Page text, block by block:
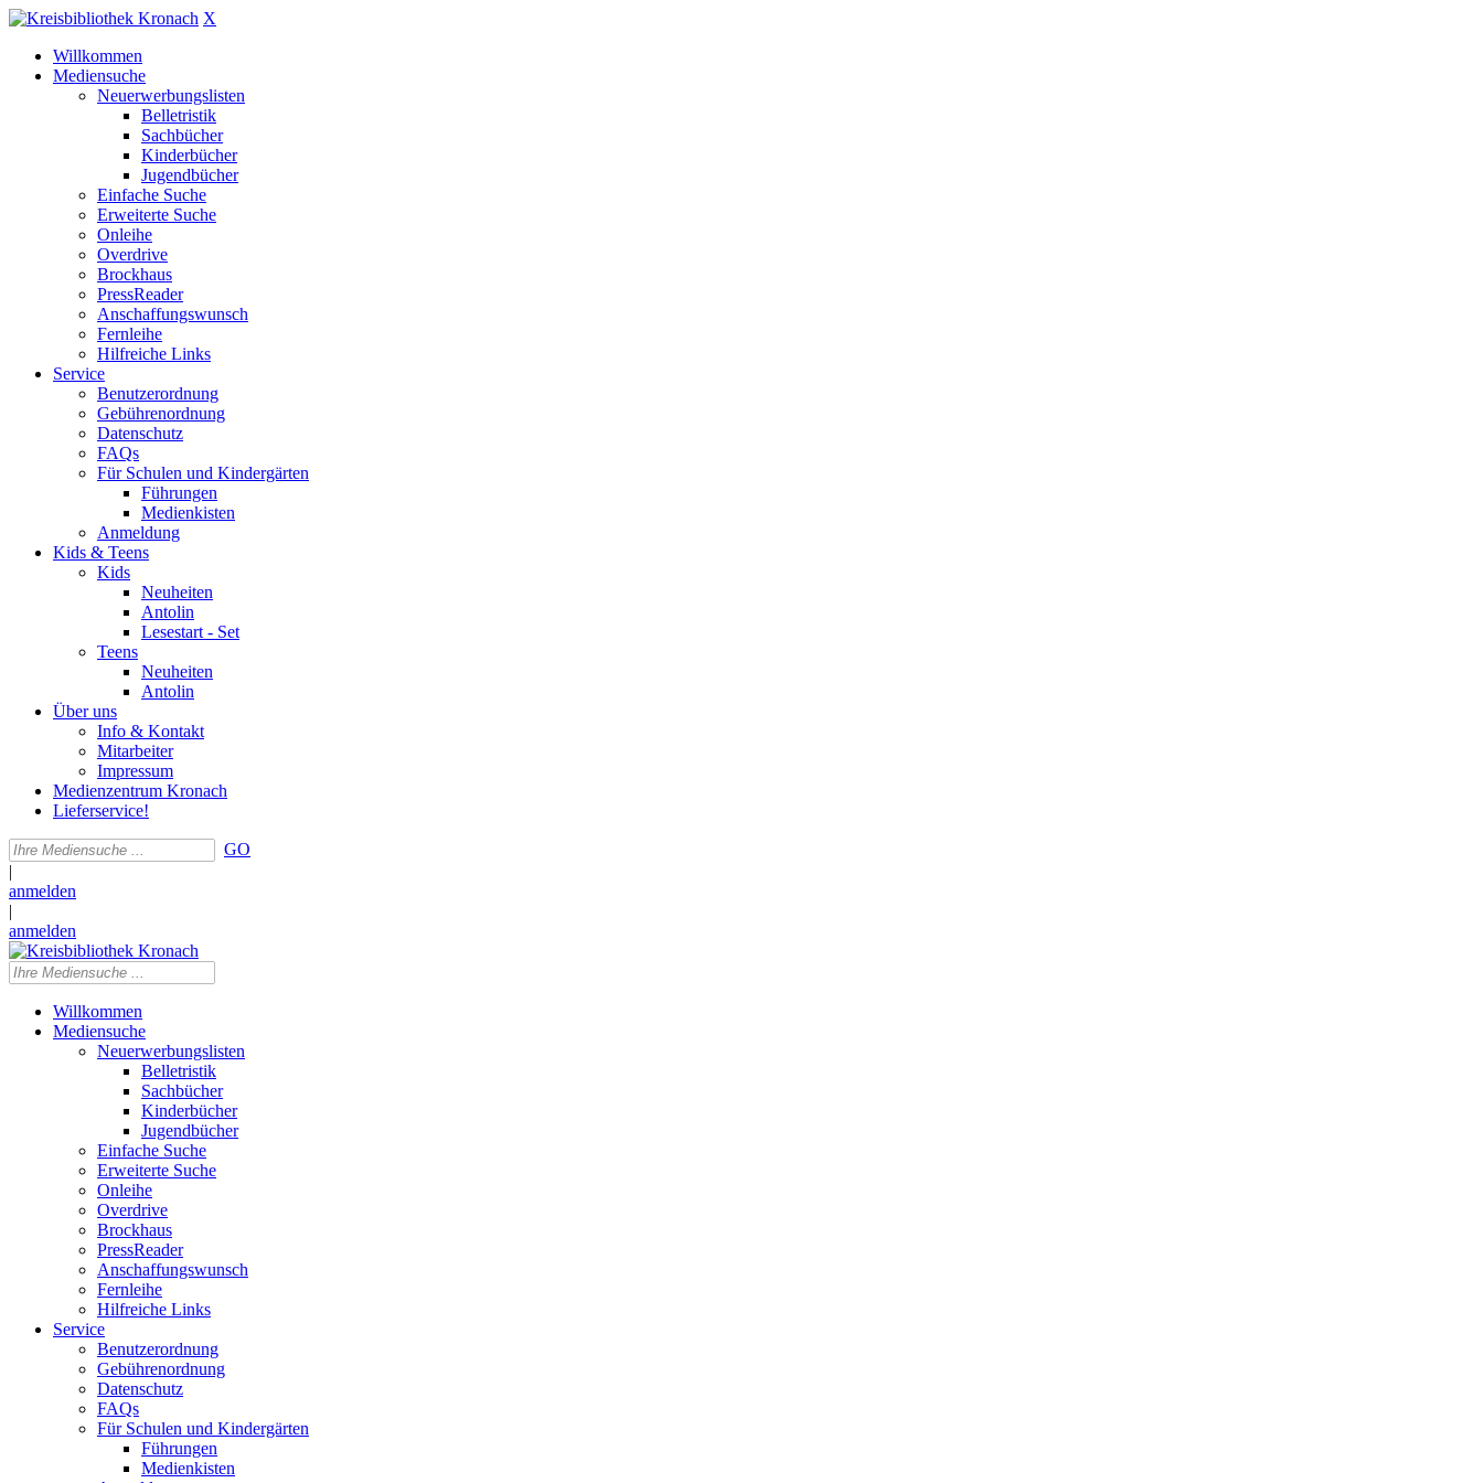
X
Willkommen
Mediensuche
Neuerwerbungslisten
Belletristik
Sachbücher
Kinderbücher
Jugendbücher
Einfache Suche
Erweiterte Suche
Onleihe
Overdrive
Brockhaus
PressReader
Anschaffungswunsch
Fernleihe
Hilfreiche Links
Service
Benutzerordnung
Gebührenordnung
Datenschutz
FAQs
Für Schulen und Kindergärten
Führungen
Medienkisten
Anmeldung
Kids & Teens
Kids
Neuheiten
Antolin
Lesestart - Set
Teens
Neuheiten
Antolin
Über uns
Info & Kontakt
Mitarbeiter
Impressum
Medienzentrum Kronach
Lieferservice!
GO
|
anmelden
|
anmelden
Willkommen
Mediensuche
Neuerwerbungslisten
Belletristik
Sachbücher
Kinderbücher
Jugendbücher
Einfache Suche
Erweiterte Suche
Onleihe
Overdrive
Brockhaus
PressReader
Anschaffungswunsch
Fernleihe
Hilfreiche Links
Service
Benutzerordnung
Gebührenordnung
Datenschutz
FAQs
Für Schulen und Kindergärten
Führungen
Medienkisten